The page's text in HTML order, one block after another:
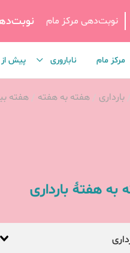
نوبت‌دهی مرکز مام
مرکز مام ناباروری پیش از
بارداری هفته به هفته هفته
هفتهٔ بارداری